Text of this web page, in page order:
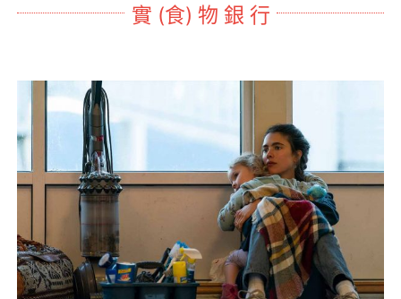
MeToo
社福中心與脆弱家庭
實(食)物銀行
實 (食) 物 銀 行